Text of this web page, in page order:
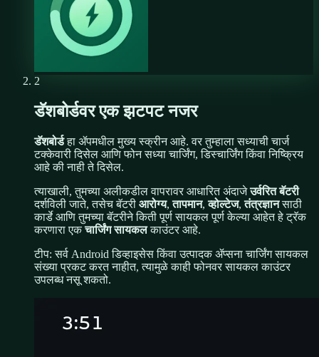
2
डॅशबोर्डवर एक झटपट नजर
डॅशबोर्ड हा ॲपमधील मुख्य स्क्रीन आहे. वर तुम्हाला सध्याची चार्ज
टक्केवारी दिसेल आणि फोन सध्या चार्जिंग, डिस्चार्जिंग किंवा निष्क्रिय
आहे की नाही ते दिसेल.
त्याखाली, तुमच्या अलीकडील वापरावर आधारित अंदाजे उर्वरित बॅटरी
दर्शविली जाते, तसेच बॅटरी आरोग्य, तापमान, व्होल्टेज, तंत्रज्ञान साठी
कार्डे आणि तुमच्या बॅटरीने किती पूर्ण सायकल पूर्ण केल्या आहेत हे ट्रॅक
करणारा एक चार्जिंग सायकल काउंटर आहे.
टीप: सर्व Android डिव्हाइसेस किंवा उत्पादक ॲप्सना चार्जिंग सायकल
संख्या प्रकट करत नाहीत, त्यामुळे काही फोनवर सायकल काउंटर
उपलब्ध नसू शकतो.